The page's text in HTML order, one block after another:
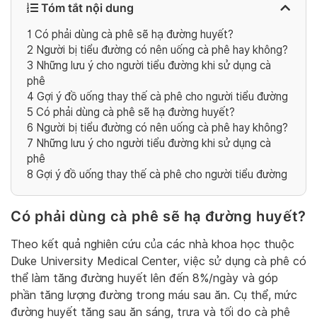
Tóm tắt nội dung
1 Có phải dùng cà phê sẽ hạ đường huyết?
2 Người bị tiểu đường có nên uống cà phê hay không?
3 Những lưu ý cho người tiểu đường khi sử dụng cà
phê
4 Gợi ý đồ uống thay thế cà phê cho người tiểu đường
5 Có phải dùng cà phê sẽ hạ đường huyết?
6 Người bị tiểu đường có nên uống cà phê hay không?
7 Những lưu ý cho người tiểu đường khi sử dụng cà
phê
8 Gợi ý đồ uống thay thế cà phê cho người tiểu đường
Có phải dùng cà phê sẽ hạ đường huyết?
Theo kết quả nghiên cứu của các nhà khoa học thuộc
Duke University Medical Center, việc sử dụng cà phê có
thể làm tăng đường huyết lên đến 8%/ngày và góp
phần tăng lượng đường trong máu sau ăn. Cụ thể, mức
đường huyết tăng sau ăn sáng, trưa và tối do cà phê